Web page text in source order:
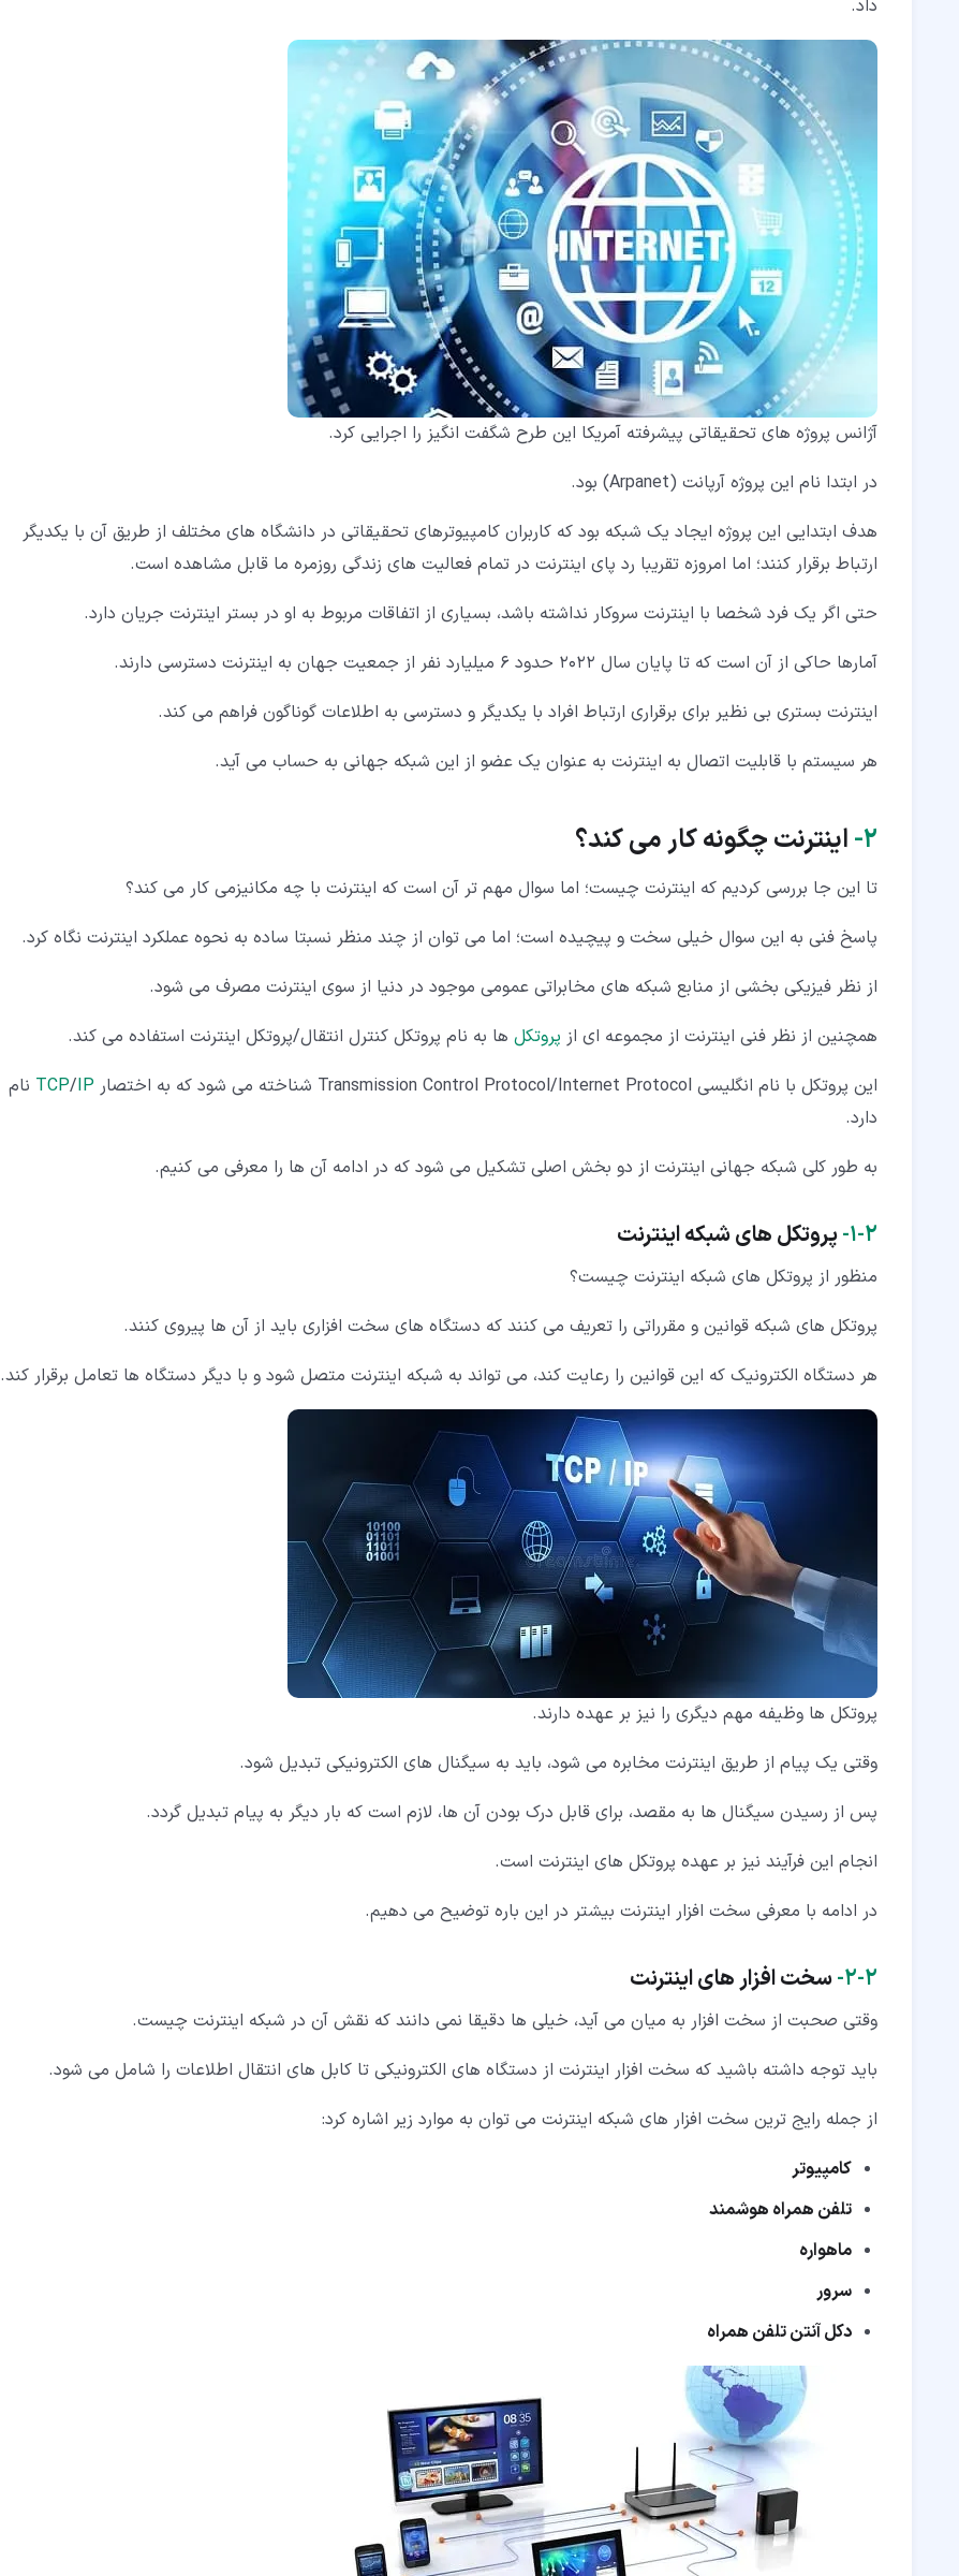
داد.
آژانس پروژه های تحقیقاتی پیشرفته آمریکا این طرح شگفت انگیز را اجرایی کرد.
در ابتدا نام این پروژه آرپانت (Arpanet) بود.
هدف ابتدایی این پروژه ایجاد یک شبکه بود که کاربران کامپیوترهای تحقیقاتی در دانشگاه های مختلف از طریق آن با یکدیگر
ارتباط برقرار کنند؛ اما امروزه تقریبا رد پای اینترنت در تمام فعالیت های زندگی روزمره ما قابل مشاهده است.
حتی اگر یک فرد شخصا با اینترنت سروکار نداشته باشد، بسیاری از اتفاقات مربوط به او در بستر اینترنت جریان دارد.
آمارها حاکی از آن است که تا پایان سال 2022 حدود 6 میلیارد نفر از جمعیت جهان به اینترنت دسترسی دارند.
اینترنت بستری بی نظیر برای برقراری ارتباط افراد با یکدیگر و دسترسی به اطلاعات گوناگون فراهم می کند.
هر سیستم با قابلیت اتصال به اینترنت به عنوان یک عضو از این شبکه جهانی به حساب می آید.
۲‏- اینترنت چگونه کار می کند؟
تا این جا بررسی کردیم که اینترنت چیست؛ اما سوال مهم تر آن است که اینترنت با چه مکانیزمی کار می کند؟
پاسخ فنی به این سوال خیلی سخت و پیچیده است؛ اما می توان از چند منظر نسبتا ساده به نحوه عملکرد اینترنت نگاه کرد.
از نظر فیزیکی بخشی از منابع شبکه های مخابراتی عمومی موجود در دنیا از سوی اینترنت مصرف می شود.
همچنین از نظر فنی اینترنت از مجموعه ای از پروتکل ها به نام پروتکل کنترل انتقال/پروتکل اینترنت استفاده می کند.
این پروتکل با نام انگلیسی Transmission Control Protocol/Internet Protocol شناخته می شود که به اختصار
TCP/IP
نام
دارد.
به طور کلی شبکه جهانی اینترنت از دو بخش اصلی تشکیل می شود که در ادامه آن ها را معرفی می کنیم.
۲‏-‏۱‏- پروتکل های شبکه اینترنت
منظور از پروتکل های شبکه اینترنت چیست؟
پروتکل های شبکه قوانین و مقرراتی را تعریف می کنند که دستگاه های سخت افزاری باید از آن ها پیروی کنند.
هر دستگاه الکترونیک که این قوانین را رعایت کند، می تواند به شبکه اینترنت متصل شود و با دیگر دستگاه ها تعامل برقرار کند.
پروتکل ها وظیفه مهم دیگری را نیز بر عهده دارند.
وقتی یک پیام از طریق اینترنت مخابره می شود، باید به سیگنال های الکترونیکی تبدیل شود.
پس از رسیدن سیگنال ها به مقصد، برای قابل درک بودن آن ها، لازم است که بار دیگر به پیام تبدیل گردد.
انجام این فرآیند نیز بر عهده پروتکل های اینترنت است.
در ادامه با معرفی سخت افزار اینترنت بیشتر در این باره توضیح می دهیم.
۲‏-‏۲‏- سخت افزار های اینترنت
وقتی صحبت از سخت افزار به میان می آید، خیلی ها دقیقا نمی دانند که نقش آن در شبکه اینترنت چیست.
باید توجه داشته باشید که سخت افزار اینترنت از دستگاه های الکترونیکی تا کابل های انتقال اطلاعات را شامل می شود.
از جمله رایج ترین سخت افزار های شبکه اینترنت می توان به موارد زیر اشاره کرد:
کامپیوتر
تلفن همراه هوشمند
ماهواره
سرور
دکل آنتن تلفن همراه